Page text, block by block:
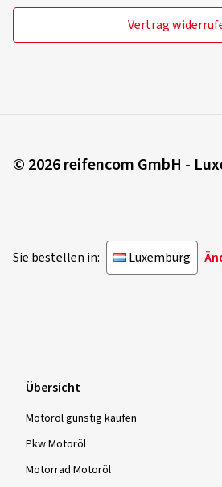
Vertrag
© 2026 reifencom GmbH -
Sie bestellen in: Luxemburg
Übersicht
Motoröl günstig kaufen
Pkw Motoröl
Motorrad Motoröl